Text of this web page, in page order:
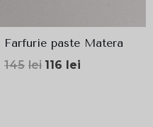
Farfurie paste Matera
145 lei Prețul
116 lei